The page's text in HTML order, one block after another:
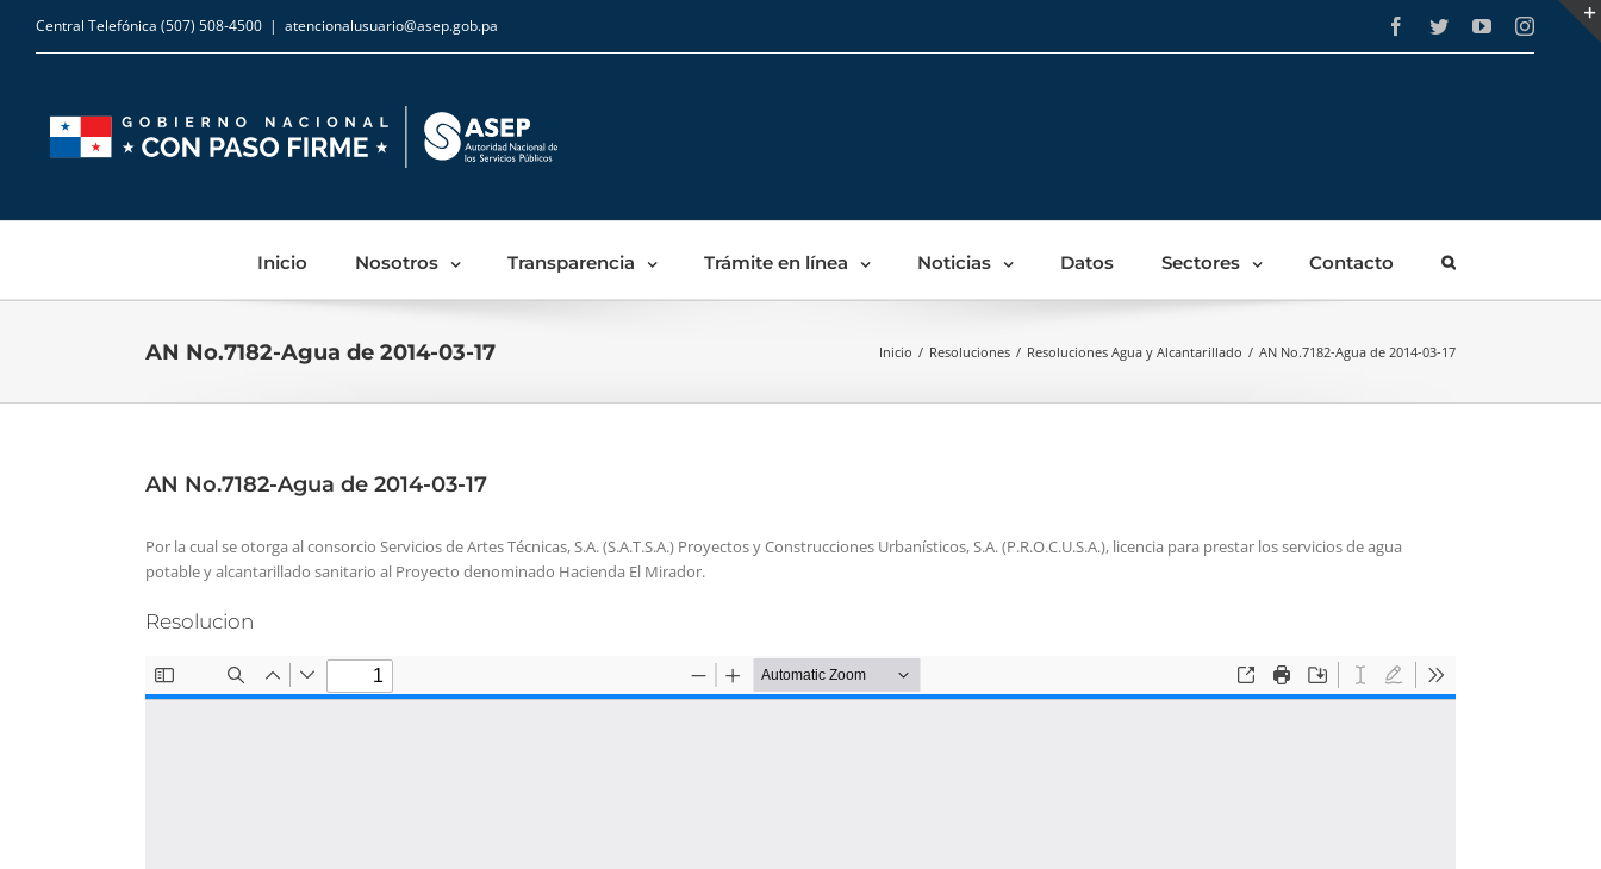
content
Central Telefónica (507) 508-4500 | atencionalusuario@asep.gob.pa Facebook
TwitterYouTube
Inicio Nosotros Transparencia Trámite en línea Noticias Datos Sectores Contacto
AN No.7182-Agua de 2014-03-17 Inicio / Resoluciones / Resoluciones Agua y Alcantarillado / AN No.7182-Agua de 2014-03-17
AN No.7182-Agua de 2014-03-17
Por la cual se otorga al consorcio Servicios de Artes Técnicas, S.A. (S.A.T.S.A.) Proyectos y Construcciones Urbanísticos, S.A. (P.R.O.C.U.S.A.), licencia para prestar los servicios de agua
potable y alcantarillado sanitario al Proyecto denominado Hacienda El Mirador.
Resolucion